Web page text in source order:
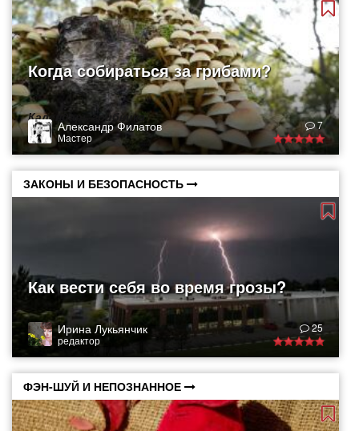
Когда собираться за грибами?
Календарь грибника
Александр Филатов
Мастер
7
ЗАКОНЫ И БЕЗОПАСНОСТЬ
Как вести себя во время грозы?
Ирина Лукьянчик
редактор
25
ФЭН-ШУЙ И НЕПОЗНАННОЕ